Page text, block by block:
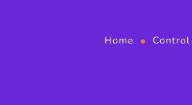
Home Control